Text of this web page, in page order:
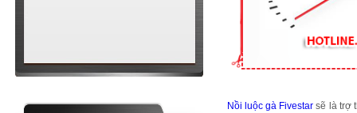
Nồi luộc gà Fivestar sẽ là trợ